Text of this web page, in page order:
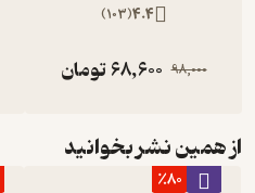
4.4
(
103
)
98,000
68,600تومان
از همین نشر بخوانید
٪80